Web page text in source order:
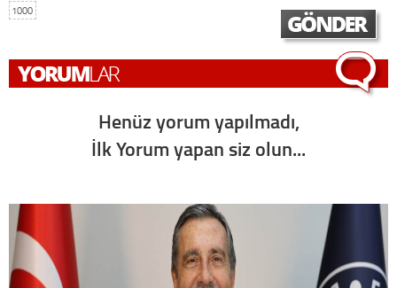
1000
Henüz yorum yapılmadı,
İlk Yorum yapan siz olun...